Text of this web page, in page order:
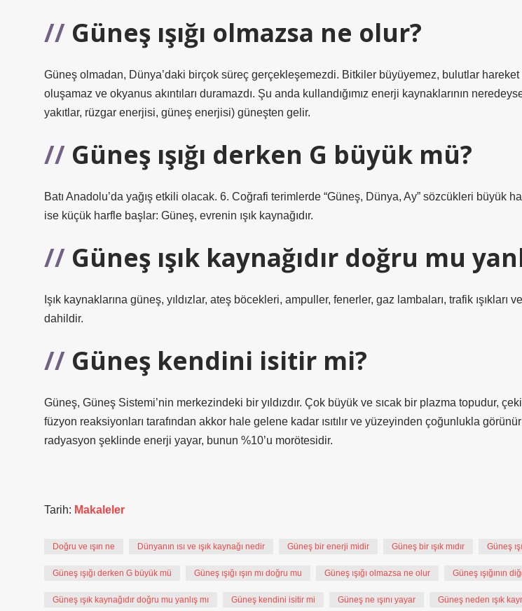
Güneş ışığı olmazsa ne olur?
Güneş olmadan, Dünya’daki birçok süreç gerçekleşemezdi. Bitkiler büyüyemez, bulutlar
oluşamaz ve okyanus akıntıları duramazdı. Şu anda kullandığımız enerji kaynaklarının
yakıtlar, rüzgar enerjisi, güneş enerjisi) güneşten gelir.
Güneş ışığı derken G büyük mü?
Batı Anadolu’da yağış etkili olacak. 6. Coğrafi terimlerde “Güneş, Dünya, Ay” sözcükleri büyük
ise küçük harfle başlar: Güneş, evrenin ışık kaynağıdır.
Güneş ışık kaynağıdır doğru mu
Işık kaynaklarına güneş, yıldızlar, ateş böcekleri, ampuller, fenerler, gaz lambaları, trafik ışıkları
dahildir.
Güneş kendini isitir mi?
Güneş, Güneş Sistemi’nin merkezindeki bir yıldızdır. Çok büyük ve sıcak bir plazma topudur,
füzyon reaksiyonları tarafından akkor hale gelene kadar ısıtılır ve yüzeyinden çoğunlukla görünür
radyasyon şeklinde enerji yayar, bunun %10’u morötesidir.
Tarih: Makaleler
Doğru ve ışın ne Dünyanın ısı ve ışık kaynağı nedir Güneş bir enerji midir Güneş bir ışık mıdır Güneş
Güneş ışığı derken G büyük mü Güneş ışığı ışın mı doğru mu Güneş ışığı olmazsa ne olur Güneş ışığının
Güneş ışık kaynağıdır doğru mu yanlış mı Güneş kendini isitir mi Güneş ne ışını yayar Güneş neden ışık